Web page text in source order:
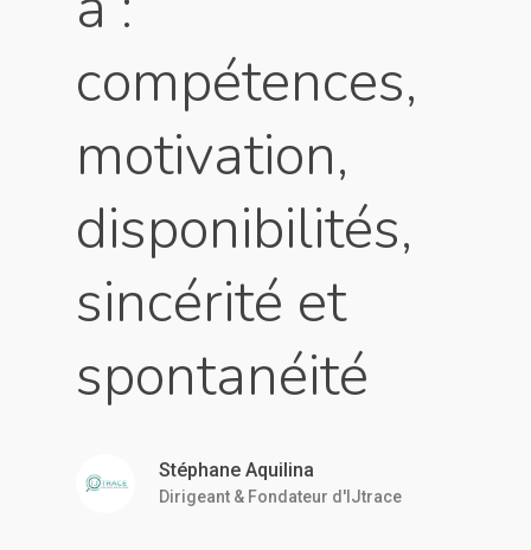
compétences,
motivation,
disponibilités,
sincérité et
spontanéité
Stéphane Aquilina
Dirigeant & Fondateur d'IJtrace